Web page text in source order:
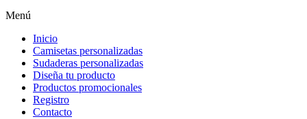
Menú
Inicio
Camisetas personalizadas
Sudaderas personalizadas
Diseña tu producto
Productos promocionales
Registro
Contacto